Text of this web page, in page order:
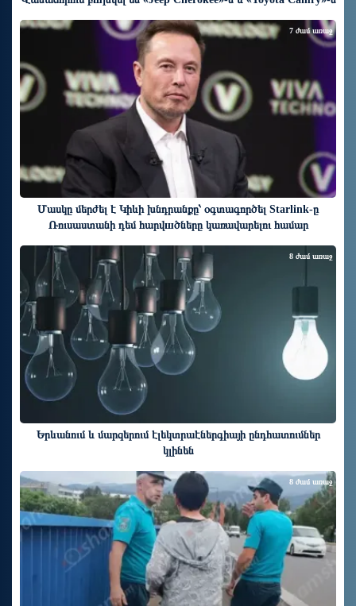
Մասկը մերժել է Կիևի խնդրանքը՝ օգտագործել Starlink-ը
Ռուսաստանի դեմ հարվшծները կառավարելու համար
7 ժամ առաջ
Երևանում և մարզերում էլեկտրաէներգիայի ընդհատումներ
կլինեն
8 ժամ առաջ
8 ժամ առաջ